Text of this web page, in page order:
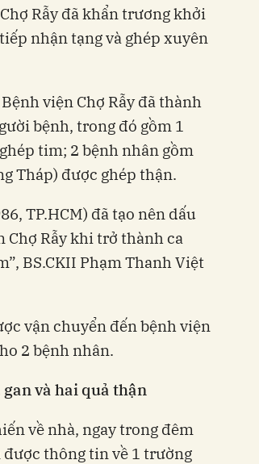
Rẫy đã khẩn trương khởi
nhận tạng và ghép xuyên
viện Chợ Rẫy đã thành
bệnh, trong đó gồm 1
tim; 2 bệnh nhân gồm
Tháp) được ghép thận.
TP.HCM) đã tạo nên dấu
Chợ Rẫy khi trở thành ca
BS.CKII Phạm Thanh Việt
vận chuyển đến bệnh viện
2 bệnh nhân.
và hai quả thận
về nhà, ngay trong đêm
được thông tin về 1 trường